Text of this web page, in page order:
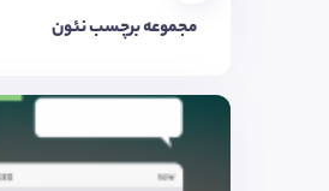
مجموعه برچسب نئون